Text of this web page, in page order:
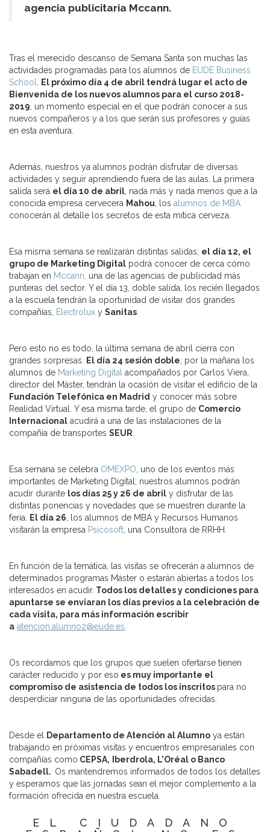
agencia publicitaria Mccann.
Tras el merecido descanso de Semana Santa son muchas las
actividades programadas para los alumnos de EUDE Business
School. El próximo día 4 de abril tendrá lugar el acto de
Bienvenida de los nuevos alumnos para el curso 2018-
2019, un momento especial en el que podrán conocer a sus
nuevos compañeros y a los que serán sus profesores y guías
en esta aventura.
Además, nuestros ya alumnos podrán disfrutar de diversas
actividades y seguir aprendiendo fuera de las aulas. La primera
salida será el día 10 de abril, nada más y nada menos que a la
conocida empresa cervecera Mahou, los alumnos de MBA
conocerán al detalle los secretos de esta mítica cerveza.
Esa misma semana se realizarán distintas salidas; el día 12, el
grupo de Marketing Digital podrá conocer de cerca cómo
trabajan en Mccann, una de las agencias de publicidad más
punteras del sector. Y el día 13, doble salida, los recién llegados
a la escuela tendrán la oportunidad de visitar dos grandes
compañías, Electrolux y Sanitas.
Pero esto no es todo, la última semana de abril cierra con
grandes sorpresas. El día 24 sesión doble; por la mañana los
alumnos de Marketing Digital acompañados por Carlos Viera,
director del Máster, tendrán la ocasión de visitar el edificio de la
Fundación Telefónica en Madrid y conocer más sobre
Realidad Virtual. Y esa misma tarde, el grupo de Comercio
Internacional acudirá a una de las instalaciones de la
compañía de transportes SEUR.
Esa semana se celebra OMEXPO, uno de los eventos más
importantes de Marketing Digital; nuestros alumnos podrán
acudir durante los días 25 y 26 de abril y disfrutar de las
distintas ponencias y novedades que se muestren durante la
feria. El día 26, los alumnos de MBA y Recursos Humanos
visitarán la empresa Psicosoft, una Consultora de RRHH.
En función de la temática, las visitas se ofrecerán a alumnos de
determinados programas Máster o estarán abiertas a todos los
interesados en acudir. Todos los detalles y condiciones para
apuntarse se enviaran los días previos a la celebración de
cada visita, para más información escribir
a atencion.alumno2@eude.es.
Os recordamos que los grupos que suelen ofertarse tienen
carácter reducido y por eso es muy importante el
compromiso de asistencia de todos los inscritos para no
desperdiciar ninguna de las oportunidades ofrecidas.
Desde el Departamento de Atención al Alumno ya están
trabajando en próximas visitas y encuentros empresariales con
compañías como CEPSA,
Iberdrola, L’Oréal o Banco
Sabadell. Os mantendremos informados de todos los detalles
y esperamos que las jornadas sean el mejor complemento a la
formación ofrecida en nuestra escuela.
EL CIUDADANO